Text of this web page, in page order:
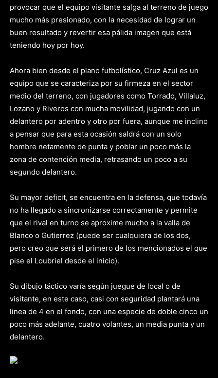
provocar que el equipo visitante salga al terreno de juego
mucho más presionado, con la necesidad de lograr un
buen resultado y revertir esa pálida imagen que está
teniendo hoy por hoy.
Ahora bien desde el plano futbolístico, Cruz Azul es un
equipo que se caracteriza por su firmeza en el sector
medio del terreno, con jugadores como Torrado, Villaluz,
Lozano y Riveros con mucha movilidad, jugando con un
delantero por adentro y otro por fuera, aunque me inclino
a pensar que para esta ocasión saldrá con un solo
hombre netamente de punta y poblar un poco más la
zona de contención media, retrasando un poco a su
segundo delantero.
Su mayor deficit, se encuentra en la defensa, que todavía
no ha llegado a sincronizarse correctamente y permite
que el rival en turno se aproxime mucho a la valla de
Blanco o Gutierrez (puede ser cualquiera de los dos,
pero creo que será el primero de los mencionados el que
pise el Loubriel desde el inicio).
Su dibujo táctico varía según juegue de local o de
visitante, en este caso, casi con seguridad plantará una
linea de 4 en el fondo, con una especie de doble cinco un
poco más adelante, cuatro volantes, un media punta y un
delantero.